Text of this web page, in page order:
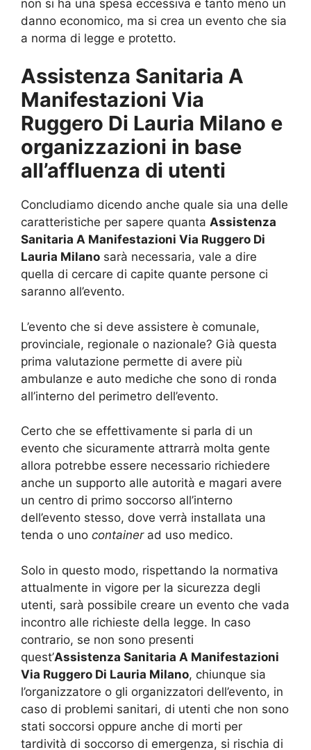
non si ha una spesa eccessiva e tanto meno un
danno economico, ma si crea un evento che sia
a norma di legge e protetto.
Assistenza Sanitaria A
Manifestazioni Via
Ruggero Di Lauria Milano e
organizzazioni in base
all’affluenza di utenti
Concludiamo dicendo anche quale sia una delle
caratteristiche per sapere quanta Assistenza
Sanitaria A Manifestazioni Via Ruggero Di
Lauria Milano sarà necessaria, vale a dire
quella di cercare di capite quante persone ci
saranno all’evento.
L’evento che si deve assistere è comunale,
provinciale, regionale o nazionale? Già questa
prima valutazione permette di avere più
ambulanze e auto mediche che sono di ronda
all’interno del perimetro dell’evento.
Certo che se effettivamente si parla di un
evento che sicuramente attrarrà molta gente
allora potrebbe essere necessario richiedere
anche un supporto alle autorità e magari avere
un centro di primo soccorso all’interno
dell’evento stesso, dove verrà installata una
tenda o uno containerad uso medico.
Solo in questo modo, rispettando la normativa
attualmente in vigore per la sicurezza degli
utenti, sarà possibile creare un evento che vada
incontro alle richieste della legge. In caso
contrario, se non sono presenti
quest’Assistenza Sanitaria A Manifestazioni
Via Ruggero Di Lauria Milano, chiunque sia
l’organizzatore o gli organizzatori dell’evento, in
caso di problemi sanitari, di utenti che non sono
stati soccorsi oppure anche di morti per
tardività di soccorso di emergenza, si rischia di